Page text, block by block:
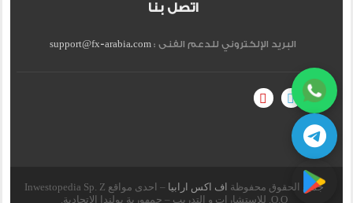
اتصل بنا
البريد الإلكتروني للدعم الفنى :support@fx-arabia.com
جميع الحقوق محفوظة اف اكس ارابيا
– احدى مواقع Inwestopedia Sp. Z
O.O. للاستشارات و التدريب – جمهورية بولندا الإتحادية.